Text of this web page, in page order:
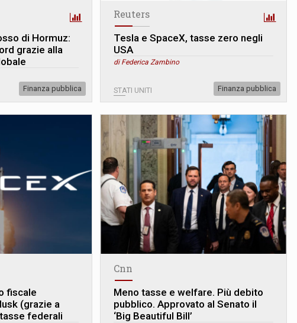
di Hormuz:
grazie alla
Finanza pubblica
Reuters
Tesla e SpaceX, tasse zero negli
USA
di Federica Zambino
STATI UNITI Finanza pubblica
fiscale
(grazie a
federali
Cnn
Meno tasse e welfare. Più debito
pubblico. Approvato al Senato il
‘Big Beautiful Bill’